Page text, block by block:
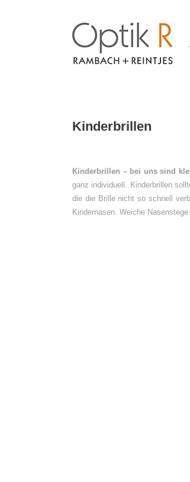
Kinderbrillen
Kinderbrillen – bei uns sind
ganz individuell. Kinderbrillen
die die Brille nicht so schnell
Kindernasen. Weiche